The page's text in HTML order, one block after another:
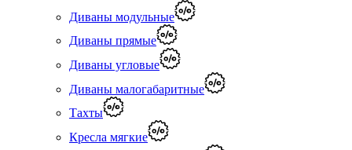
Диваны модульные
Диваны прямые
Диваны угловые
Диваны малогабаритные
Тахты
Кресла мягкие